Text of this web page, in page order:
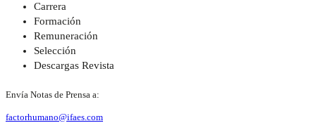
Carrera
Formación
Remuneración
Selección
Descargas Revista
Envía Notas de Prensa a:
factorhumano@ifaes.com